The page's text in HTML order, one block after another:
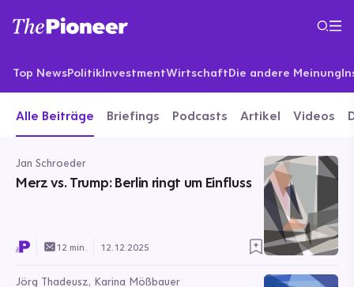
Top NewsPolitikInvestmentWirtschaftDie andere Meinung
Alle Beiträge Briefings Podcasts Artikel Videos
Jan Schroeder
Merz vs. Trump: Berlin ringt um Einfluss
12 min. 12.12.2025
Jörg Thadeusz, Karina Mößbauer